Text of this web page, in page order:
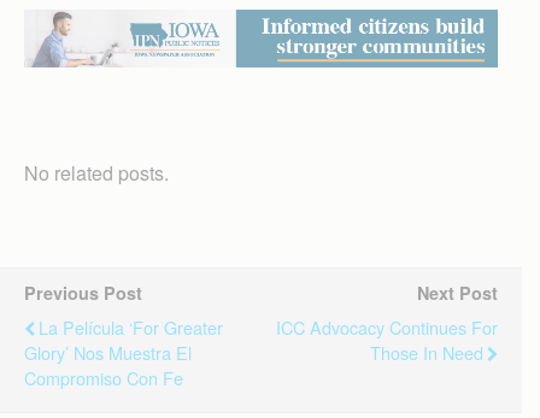
No related posts.
Previous Post
La Película ‘For Greater
Glory’ Nos Muestra El
Compromiso Con Fe
Next Post
ICC Advocacy Continues For
Those In Need